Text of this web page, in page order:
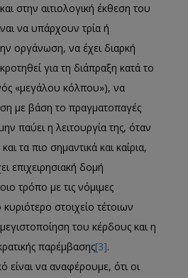
στην αιτιολογική έκθεση του
να υπάρχουν τρία ή
οργάνωση, να έχει διαρκή
για τη διάπραξη κατά το
«μεγάλου κόλπου»), να
με βάση το πραγματοπαγές
παύει η λειτουργία της, όταν
τα πιο σημαντικά και καίρια,
επιχειρησιακή δομή
τρόπο με τις νόμιμες
κυριότερο στοιχείο τέτοιων
του κέρδους και η
παρέμβασης[3].
είναι να αναφέρουμε, ότι οι